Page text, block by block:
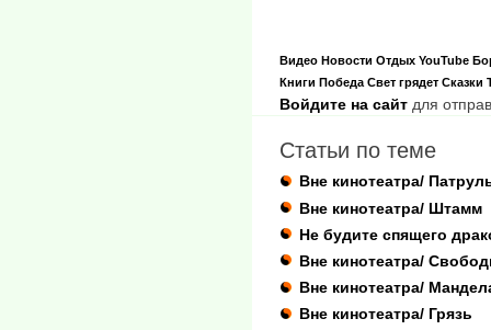
Видео Новости Отдых YouTube
Книги Победа Свет грядет Сказки
Войдите на сайт для
Статьи по теме
Вне кинотеатра/
Вне кинотеатра/ Штамм
Не будите спящего
Вне кинотеатра/
Вне кинотеатра/
Вне кинотеатра/ Грязь